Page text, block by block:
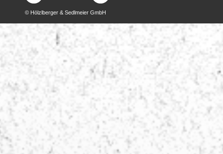
© Hölzlberger & Sedlmeier GmbH